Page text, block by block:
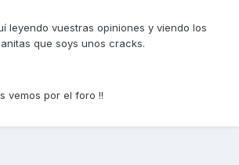
leyendo vuestras opiniones y viendo los
que soys unos cracks.
vemos por el foro !!